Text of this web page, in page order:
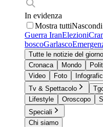
In evidenza
Mostra tuttiNascondi
Guerra IranElezioni
boscoGarlasco
Tutte le notizie del giorno
Cronaca
Mondo
Video
Foto
Tv & Spettacolo
Lifestyle
Oroscopo
Speciali
Chi siamo